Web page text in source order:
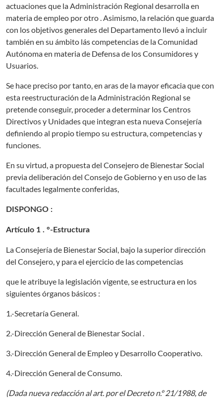
actuaciones que la Administración Regional desarrolla en
materia de empleo por otro . Asimismo, la relación que guarda
con los objetivos generales del Departamento llevó a incluir
también en su ámbito lás competencias de la Comunidad
Autónoma en materia de Defensa de los Consumidores y
Usuarios.
Se hace preciso por tanto, en aras de la mayor eficacia que con
esta reestructuración de la Administración Regional se
pretende conseguir, proceder a determinar los Centros
Directivos y Unidades que integran esta nueva Consejería
definiendo al propio tiempo su estructura, competencias y
funciones.
En su virtud, a propuesta del Consejero de Bienestar Social
previa deliberación del Consejo de Gobierno y en uso de las
facultades legalmente conferidas,
DISPONGO :
Artículo 1 . °-Estructura
La Consejería de Bienestar Social, bajo la superior dirección
del Consejero, y para el ejercicio de las competencias
que le atribuye la legislación vigente, se estructura en los
siguientes órganos básicos :
1.-Secretaría General.
2.-Dirección General de Bienestar Social .
3.-Dirección General de Empleo y Desarrollo Cooperativo.
4.-Dirección General de Consumo.
(Dada nueva redacción al art. por el Decreto n.º 21/1988, de